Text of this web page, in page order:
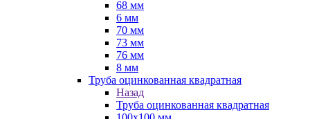
68 мм
6 мм
70 мм
73 мм
76 мм
8 мм
Труба оцинкованная квадратная
Назад
Труба оцинкованная квадратная